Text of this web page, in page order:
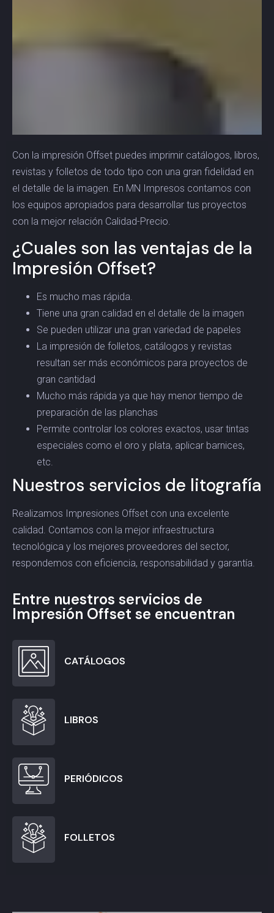
Con la impresión Offset puedes imprimir catálogos, libros,
revistas y folletos de todo tipo con una gran fidelidad en
el detalle de la imagen. En MN Impresos contamos con
los equipos apropiados para desarrollar tus proyectos
con la mejor relación Calidad-Precio.
¿Cuales son las ventajas de la
Impresión Offset?
Es mucho mas rápida.
Tiene una gran calidad en el detalle de la imagen
Se pueden utilizar una gran variedad de papeles
La impresión de folletos, catálogos y revistas
resultan ser más económicos para proyectos de
gran cantidad
Mucho más rápida ya que hay menor tiempo de
preparación de las planchas
Permite controlar los colores exactos, usar tintas
especiales como el oro y plata, aplicar barnices,
etc.
Nuestros servicios de litografía
Realizamos Impresiones Offset con una excelente
calidad. Contamos con la mejor infraestructura
tecnológica y los mejores proveedores del sector,
respondemos con eficiencia, responsabilidad y garantía.
Entre nuestros servicios de
Impresión Offset se encuentran
CATÁLOGOS
LIBROS
PERIÓDICOS
FOLLETOS